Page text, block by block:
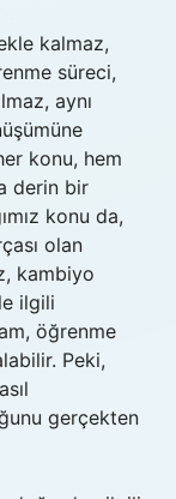
kalmaz,
süreci,
aynı
konu, hem
derin bir
konu da,
olan
kambiyo
ilgili
öğrenme
Peki,
gerçekten